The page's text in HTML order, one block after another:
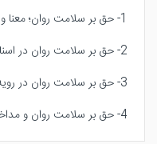
1- حق بر سلامت روان؛ معنا و مفهوم با نگاهی به پیشینه تاریخی
2- حق بر سلامت روان در اسناد و نهادهای بین المللی و داخلی
3- حق بر سلامت روان در رویه قضایی
4- حق بر سلامت روان و مداخلات دولت